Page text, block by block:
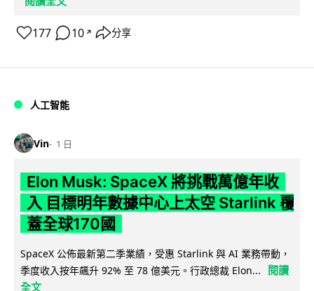
177 10 ↗ 分享
人工智能
Vin 1 日
Elon Musk: SpaceX 將挑戰萬億年收
入 目標明年數據中心上太空 Starlink 覆
蓋全球170國
SpaceX 公佈最新第二季業績，受惠 Starlink 與 AI 業務帶動，
季度收入按年飆升 92% 至 78 億美元。行政總裁 Elon...
閱讀
全文